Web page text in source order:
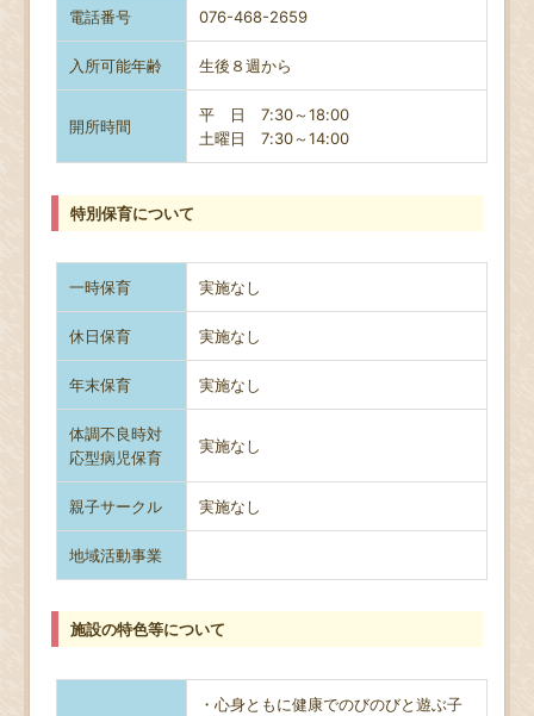
電話番号 076-468-2659
入所可能年齢 生後８週から
開所時間
平 日 7:30～18:00
土曜日7:30～14:00
特別保育について
一時保育 実施なし
休日保育 実施なし
年末保育 実施なし
体調不良時対
応型病児保育
実施なし
親子サークル 実施なし
地域活動事業
施設の特色等について
・心身ともに健康でのびのびと遊ぶ子